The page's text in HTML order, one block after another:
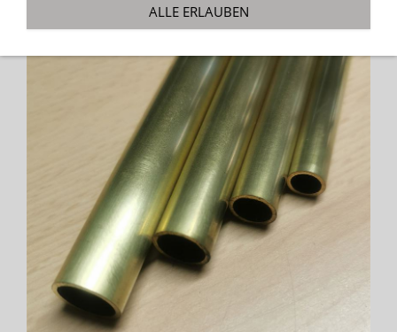
ALLE ERLAUBEN